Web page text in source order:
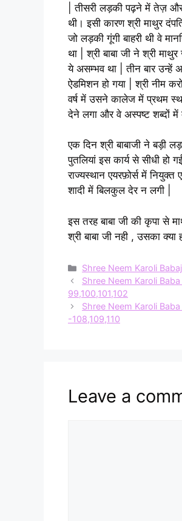
| तीसरी लड़की पढ़ने में तेज़ और
थी। इसी कारण श्री माथुर
जो लड़की गूंगी बाहरी थी वे
था | श्री बाबा जी ने श्री
ये असम्भव था | तीन बार उन्हें
ऐडमिशन हो गया | श्री नीम
वर्ष में उसने कालेज में प्रथम
देने लगा और वे अस्पष्ट शब्दों में
एक दिन श्री बाबाजी ने बड़ी
पुतलियां इस कार्य से सीधी हो
राज्यस्थान एयरफ़ोर्स में
शादी में बिलकुल देर न लगी |
इस तरह बाबा जी की कृपा से
श्री बाबा जी नही , उसका क्या
Categories
Shree Neem Karoli
Shree Neem Karoli Baba
99,100,101,102
Shree Neem Karoli Baba
-108,109,110
Leave a